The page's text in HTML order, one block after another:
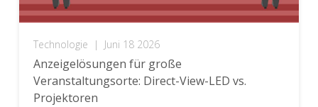
Technologie | Juni 18 2026
Anzeigelösungen für große
Veranstaltungsorte: Direct-View-LED vs.
Projektoren